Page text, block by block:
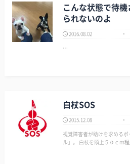
こんな状態で待
られないのよ
2016.08.02
…
白杖SOS
2015.12.08
視覚障害者が助けを求める
ル」。 白杖を頭上５０ｃｍ